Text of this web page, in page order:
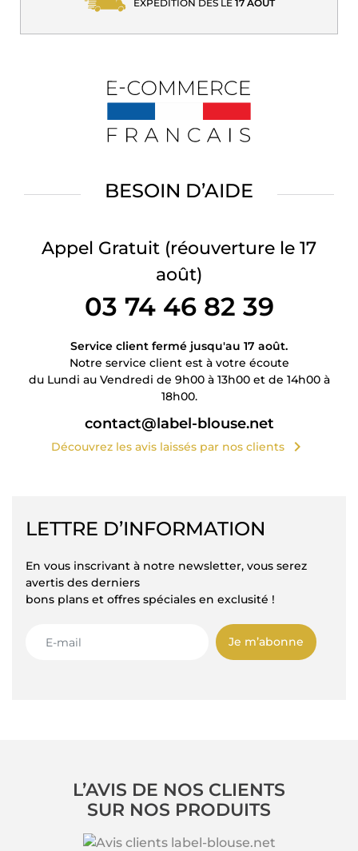
EXPÉDITION DÈS LE 17 AOÛT
BESOIN D’AIDE
Appel Gratuit (réouverture le 17
août)
03 74 46 82 39
Service client fermé jusqu'au 17 août.
Notre service client est à votre écoute
du Lundi au Vendredi de 9h00 à 13h00 et de 14h00 à
18h00.
contact@label-blouse.net
Découvrez les avis laissés par nos clients chevron_right
LETTRE D’INFORMATION
En vous inscrivant à notre newsletter, vous serez
avertis des derniers
bons plans et offres spéciales en exclusité !
Je m’abonne
L’AVIS DE NOS CLIENTS
SUR NOS PRODUITS